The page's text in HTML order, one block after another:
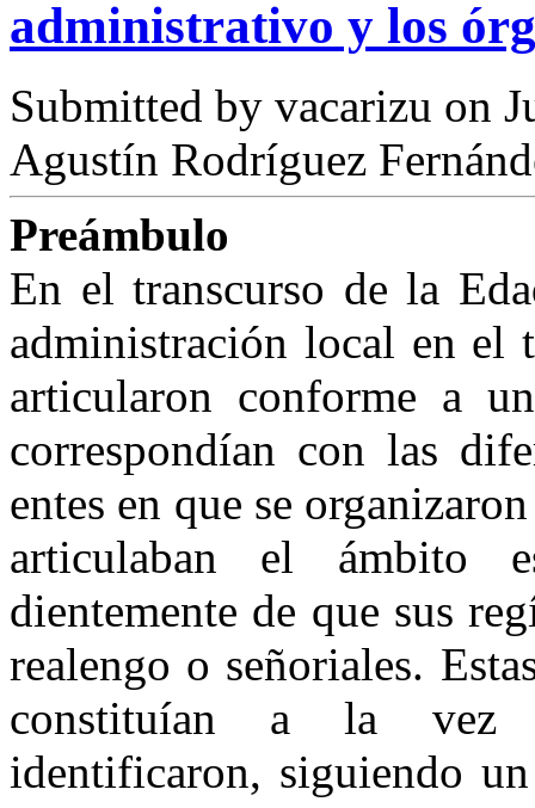
administrativo y los
Submitted by vacarizu on
Agustín Rodríguez
Preámbulo
En el transcurso de la
administración local en el
articularon conforme a
correspondían con las
entes en que se
arti­culaban el ámbito
dientemente de que sus
realengo o señoriales.
constituían a la vez
identificaron, siguiendo